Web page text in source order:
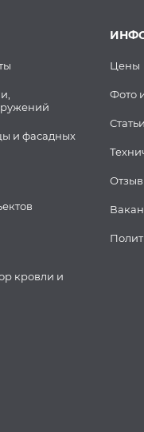
и фасадных
кровли и
Цены
Фото
Статьи